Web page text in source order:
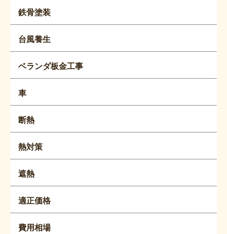
鉄骨塗装
台風養生
ベランダ板金工事
車
断熱
熱対策
遮熱
適正価格
費用相場